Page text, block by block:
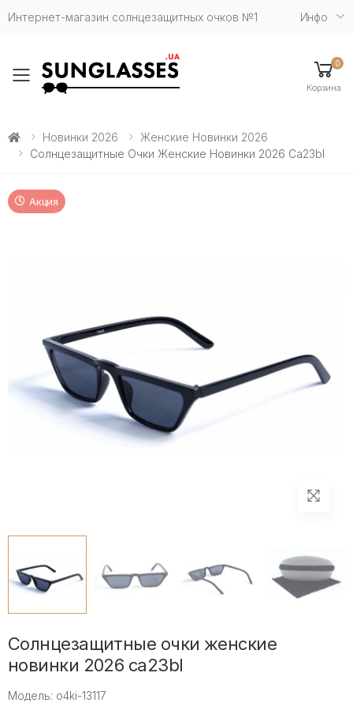
Интернет-магазин солнцезащитных очков №1 Инфо
Toggle mobile menu
0
Корзина
Новинки 2026
Женские Новинки 2026
Солнцезащитные Очки Женские Новинки 2026 Ca23bl
Акция
Солнцезащитные очки женские
новинки 2026 ca23bl
Модель: o4ki-13117